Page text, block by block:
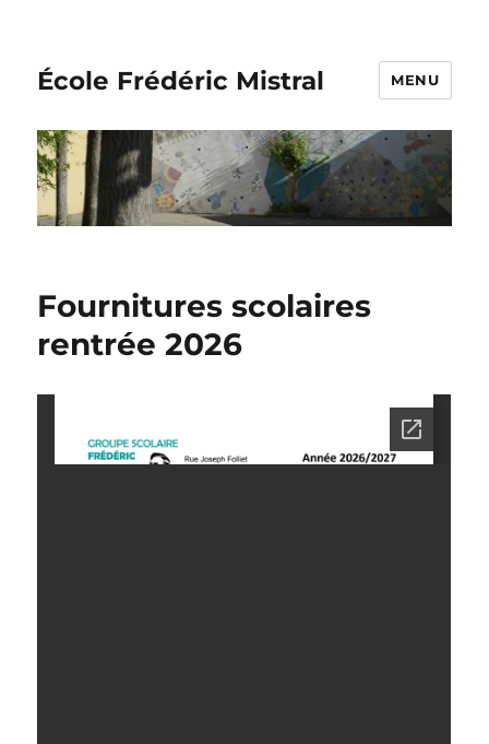
École Frédéric Mistral MENU
Fournitures scolaires
rentrée 2026